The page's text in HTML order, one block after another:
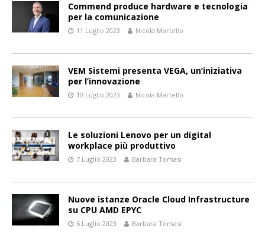
Commend produce hardware e tecnologia
per la comunicazione
11 Luglio 2023 Nicola Martello
VEM Sistemi presenta VEGA, un’iniziativa
per l’innovazione
10 Luglio 2023 Nicola Martello
Le soluzioni Lenovo per un digital
workplace più produttivo
7 Luglio 2023 Barbara Tomasi
Nuove istanze Oracle Cloud Infrastructure
su CPU AMD EPYC
6 Luglio 2023 Barbara Tomasi